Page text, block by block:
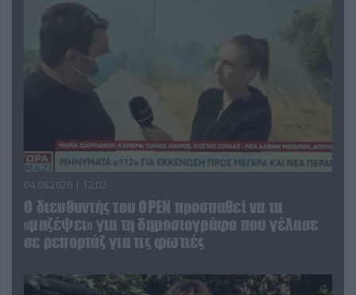
04.08.2026 | 12:02
O διευθυντής του OPEN προσπαθεί να τα
«μαζέψει» για τη δημοσιογράφο που γέλασε
σε ρεπορτάζ για τις φωτιές